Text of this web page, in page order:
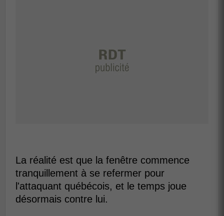
La réalité est que la fenêtre commence
tranquillement à se refermer pour
l'attaquant québécois, et le temps joue
désormais contre lui.